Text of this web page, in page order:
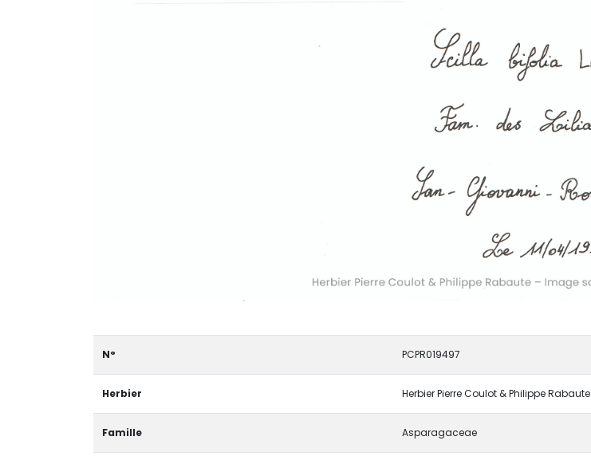
N° PCPR019497
Herbier Herbier Pierre Coulot & Philippe Rabaute
Famille Asparagaceae